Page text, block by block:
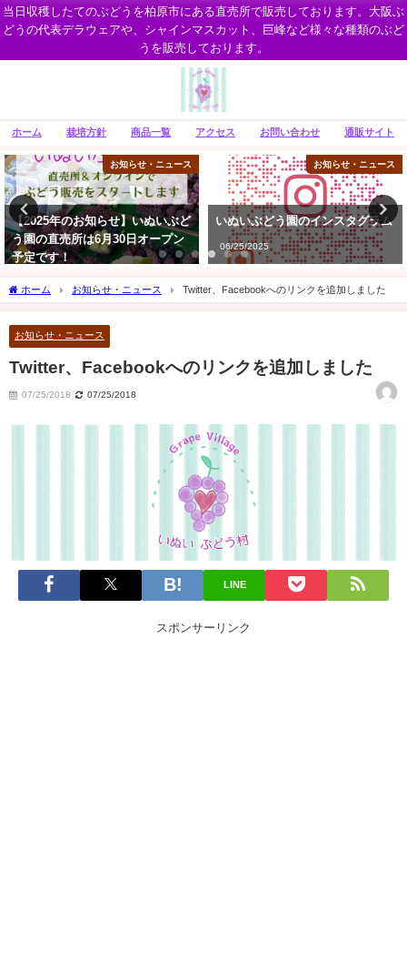
当日収穫したてのぶどうを柏原市にある直売所で販売しております。大阪ぶ
どうの代表デラウェアや、シャインマスカット、巨峰など様々な種類のぶど
うを販売しております。
ホーム 栽培方針 商品一覧 アクセス お問い合わせ 通販サイト
ース
ど
ン
お知らせ・ニュース
いぬいぶどう園のインスタグラム
06/25/2025
ぶど
通販でぶどう購入をご検討の
07/01/2024
ホーム お知らせ・ニュース Twitter、Facebookへのリンクを追加しました
お知らせ・ニュース
Twitter、Facebookへのリンクを追加しました
07/25/2018 07/25/2018
LINE
スポンサーリンク